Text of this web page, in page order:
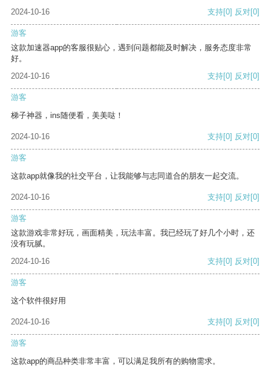
2024-10-16
支持[0] 反对[0]
游客
这款加速器app的客服很贴心，遇到问题都能及时解决，服务态度非常
好。
2024-10-16
支持[0] 反对[0]
游客
梯子神器，ins随便看，美美哒！
2024-10-16 支持[0] 反对[0]
游客
这款app就像我的社交平台，让我能够与志同道合的朋友一起交流。
2024-10-16 支持[0] 反对[0]
游客
这款游戏非常好玩，画面精美，玩法丰富。我已经玩了好几个小时，还
没有玩腻。
2024-10-16
支持[0] 反对[0]
游客
这个软件很好用
2024-10-16 支持[0] 反对[0]
游客
这款app的商品种类非常丰富，可以满足我所有的购物需求。